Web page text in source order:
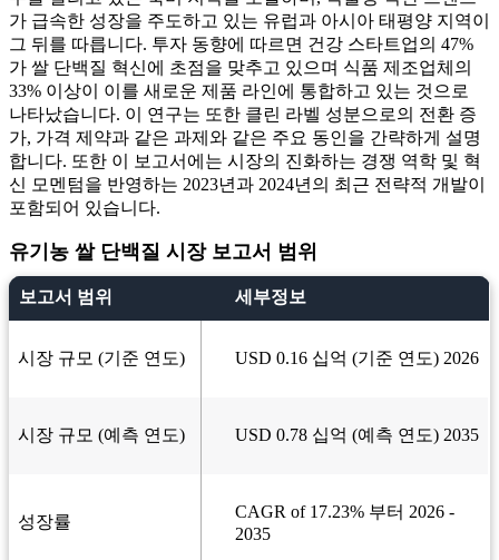
가 급속한 성장을 주도하고 있는 유럽과 아시아 태평양 지역이
그 뒤를 따릅니다. 투자 동향에 따르면 건강 스타트업의 47%
가 쌀 단백질 혁신에 초점을 맞추고 있으며 식품 제조업체의
33% 이상이 이를 새로운 제품 라인에 통합하고 있는 것으로
나타났습니다. 이 연구는 또한 클린 라벨 성분으로의 전환 증
가, 가격 제약과 같은 과제와 같은 주요 동인을 간략하게 설명
합니다. 또한 이 보고서에는 시장의 진화하는 경쟁 역학 및 혁
신 모멘텀을 반영하는 2023년과 2024년의 최근 전략적 개발이
포함되어 있습니다.
유기농 쌀 단백질 시장 보고서 범위
보고서 범위 세부정보
시장 규모 (기준 연도) USD 0.16 십억 (기준 연도) 2026
시장 규모 (예측 연도) USD 0.78 십억 (예측 연도) 2035
성장률
CAGR of 17.23% 부터 2026 -
2035